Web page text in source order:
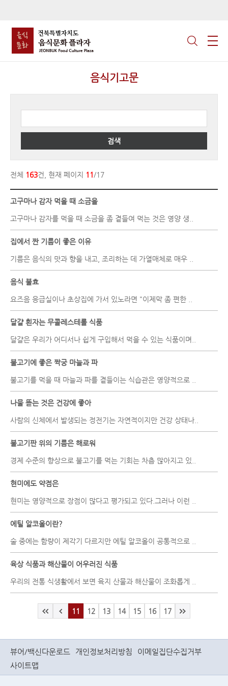
음식기고문
검색
전체 163건, 현재 페이지 11/17
고구마나 감자 먹을 때 소금을
고구마나 감자를 먹을 때 소금을 좀 곁들여 먹는 것은 영양 생..
집에서 짠 기름이 좋은 이유
기름은 음식의 맛과 향을 내고, 조리하는 데 가열매체로 매우 ..
음식 불효
요즈음 응급실이나 초상집에 가서 있노라면 "이제막 좀 편한 ..
달걀 흰자는 무콜레스테롤 식품
달걀은 우리가 어디서나 쉽게 구입해서 먹을 수 있는 식품이며..
불고기에 좋은 짝궁 마늘과 파
불고기를 먹을 때 마늘과 파를 곁들이는 식습관은 영양적으로 ..
나물 뜯는 것은 건강에 좋아
사람의 신체에서 발생되는 정전기는 자연적이지만 건강 상태나..
불고기판 위의 기름은 해로워
경제 수준의 향상으로 불고기를 먹는 기회는 차츰 많아지고 있..
현미에도 약점은
현미는 영양적으로 장점이 많다고 평가되고 있다.그러나 이런 ..
에틸 알코올이란?
술 중에는 함량이 제각기 다르지만 에틸 알코올이 공통적으로 ..
육상 식품과 해산물이 어우러진 식품
우리의 전통 식생활에서 보면 육지 산물과 해산물이 조화롭게 ..
11 12 13 14 15 16 17
뷰어/백신다운로드 개인정보처리방침
이메일집단수집거부
사이트맵